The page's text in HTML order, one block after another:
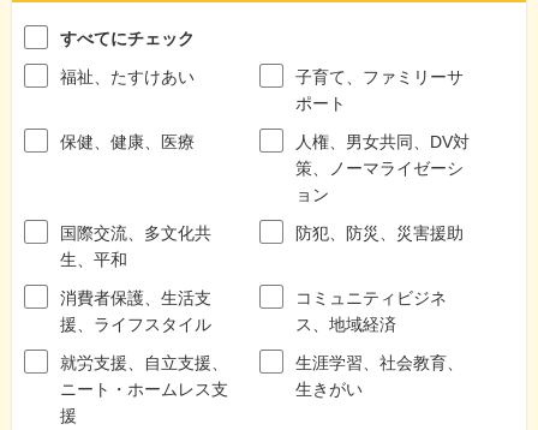
すべてにチェック
福祉、たすけあい
子育て、ファミリーサ
ポート
保健、健康、医療
人権、男女共同、DV対
策、ノーマライゼーシ
ョン
国際交流、多文化共
生、平和
防犯、防災、災害援助
消費者保護、生活支
援、ライフスタイル
コミュニティビジネ
ス、地域経済
就労支援、自立支援、
ニート・ホームレス支
援
生涯学習、社会教育、
生きがい